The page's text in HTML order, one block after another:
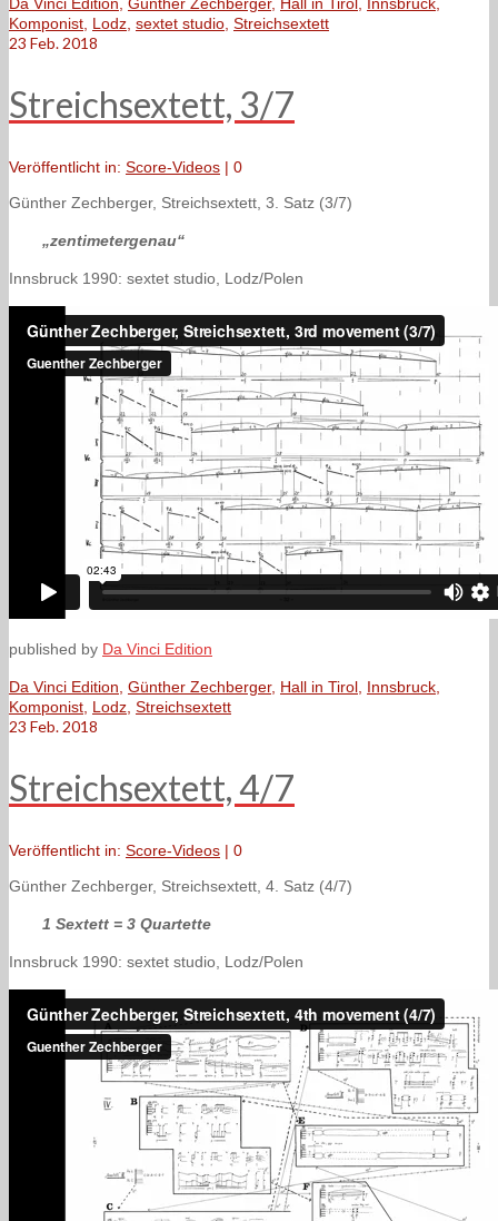
Komponist Lodz sextet studio Streichsextett
23 Feb. 2018
Streichsextett, 3/7
Veröffentlicht in: Score-Videos | 0
Günther Zechberger, Streichsextett, 3. Satz (3/7)
„zentimetergenau“
Innsbruck 1990: sextet studio, Lodz/Polen
published by Da Vinci Edition
Da Vinci Edition Günther Zechberger, Hall in Tirol Innsbruck
Komponist Lodz Streichsextett
23 Feb. 2018
Streichsextett, 4/7
Veröffentlicht in: Score-Videos | 0
Günther Zechberger, Streichsextett, 4. Satz (4/7)
1 Sextett = 3 Quartette
Innsbruck 1990: sextet studio, Lodz/Polen